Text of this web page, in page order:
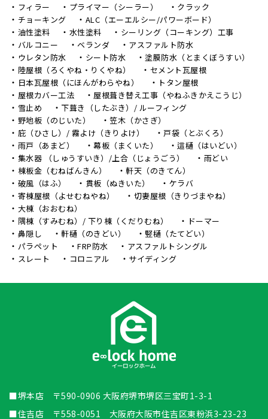
フィラー プライマー（シーラー）
クラック
チョーキング
ALC（エーエルシー/パワーボード）
油性塗料
水性塗料
シーリング（コーキング）工事
バルコニー
ベランダ
アスファルト防水
ウレタン防水
シート防水
塗膜防水（とまくぼうすい）
陸屋根（ろくやね・りくやね）
セメント瓦屋根
日本瓦屋根（にほんがわらやね）
トタン屋根
屋根カバー工法
屋根葺き替え工事（やねふきかえこうじ）
雪止め
下葺き（したぶき）/ ルーフィング
野地板（のじいた）
笠木（かさぎ）
庇（ひさし）/ 霧よけ（きりよけ）
戸袋（とぶくろ）
雨戸（あまど）
幕板（まくいた）
這樋（はいどい）
集水器 （しゅうすいき）/上合（じょうごう）
雨どい
棟板金（むねばんきん）
軒天（のきてん）
破風（はふ）
貫板（ぬきいた）
ケラバ
寄棟屋根（よせむねやね）
切妻屋根（きりづまやね）
大棟（おおむね）
隅棟（すみむね）/ 下り棟（くだりむね）
ドーマー
鼻隠し
軒樋（のきどい）
竪樋（たてどい）
パラペット
FRP防水
アスファルトシングル
スレート
コロニアル サイディング
■堺本店 〒590-0906 大阪府堺市堺区三宝町1-3-1
■住吉店 〒558-0051 大阪府大阪市住吉区東粉浜3-23-23